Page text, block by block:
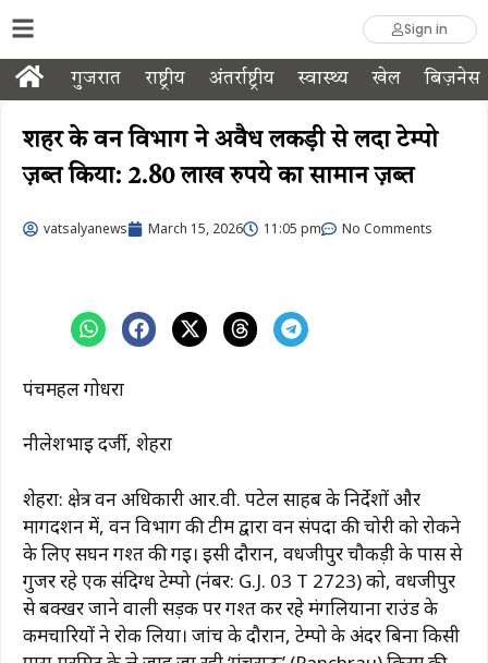
Sign in
गुजरात राष्ट्रीय अंतर्राष्ट्रीय स्वास्थ्य खेल बिज़नेस
शहर के वन विभाग ने अवैध लकड़ी से लदा टेम्पो
ज़ब्त किया: 2.80 लाख रुपये का सामान ज़ब्त
vatsalyanews March 15, 2026 11:05 pm No Comments
पंचमहल गोधरा
नीलेशभाई दर्जी, शेहरा
शेहरा: क्षेत्र वन अधिकारी आर.वी. पटेल साहब के निर्देशों और
मार्गदर्शन में, वन विभाग की टीम द्वारा वन संपदा की चोरी को रोकने
के लिए सघन गश्त की गई। इसी दौरान, वधजीपुर चौकड़ी के पास से
गुजर रहे एक संदिग्ध टेम्पो (नंबर: G.J. 03 T 2723) को, वधजीपुर
से बक्खर जाने वाली सड़क पर गश्त कर रहे मंगलियाना राउंड के
कर्मचारियों ने रोक लिया। जांच के दौरान, टेम्पो के अंदर बिना किसी